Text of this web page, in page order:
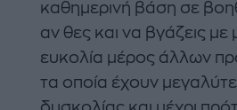
καθημερινή βάση σε
αν θες και να βγάζεις με
ευκολία μέρος άλλων
τα οποία έχουν